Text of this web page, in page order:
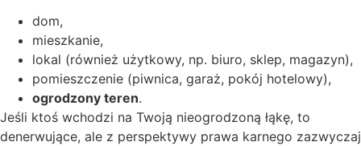
dom,
mieszkanie,
lokal (również użytkowy, np. biuro, sklep, magazyn),
pomieszczenie (piwnica, garaż, pokój hotelowy),
ogrodzony teren.
Jeśli ktoś wchodzi na Twoją nieogrodzoną łąkę, to
denerwujące, ale z perspektywy prawa karnego zazwyczaj